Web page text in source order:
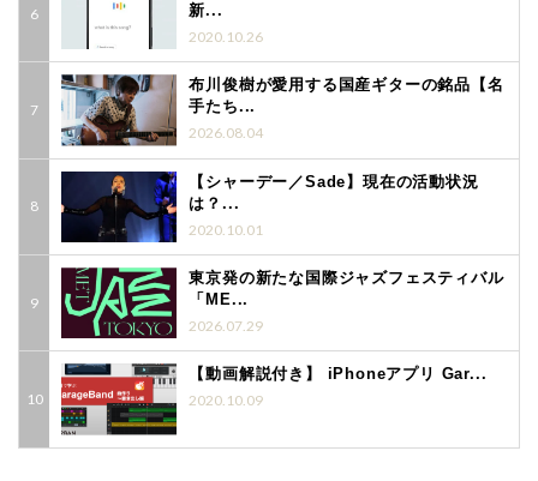
新...
2020.10.26
布川俊樹が愛用する国産ギターの銘品【名
手たち...
2026.08.04
【シャーデー／Sade】現在の活動状況
は？...
2020.10.01
東京発の新たな国際ジャズフェスティバル
「ME...
2026.07.29
【動画解説付き】 iPhoneアプリ Gar...
2020.10.09